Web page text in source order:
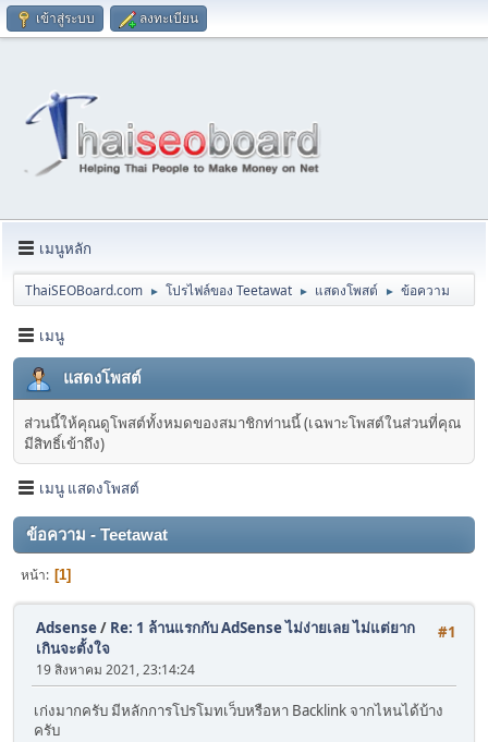
เข้าสู่ระบบ ลงทะเบียน
เมนูหลัก
ThaiSEOBoard.com ► โปรไฟล์ของ Teetawat ► แสดงโพสต์ ► ข้อความ
เมนู
แสดงโพสต์
ส่วนนี้ให้คุณดูโพสต์ทั้งหมดของสมาชิกท่านนี้ (เฉพาะโพสต์ในส่วนที่คุณ
มีสิทธิ์เข้าถึง)
เมนู แสดงโพสต์
ข้อความ - Teetawat
หน้า 1
#1
Adsense/ Re: 1 ล้านแรกกับ AdSense ไม่ง่ายเลย ไม่แต่ยาก
เกินจะตั้งใจ
19 สิงหาคม 2021, 23:14:24
เก่งมากครับ มีหลักการโปรโมทเว็บหรือหา Backlink จากไหนได้บ้าง
ครับ